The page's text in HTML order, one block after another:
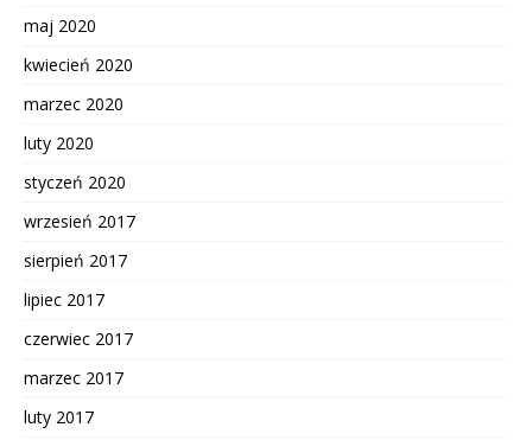
maj 2020
kwiecień 2020
marzec 2020
luty 2020
styczeń 2020
wrzesień 2017
sierpień 2017
lipiec 2017
czerwiec 2017
marzec 2017
luty 2017